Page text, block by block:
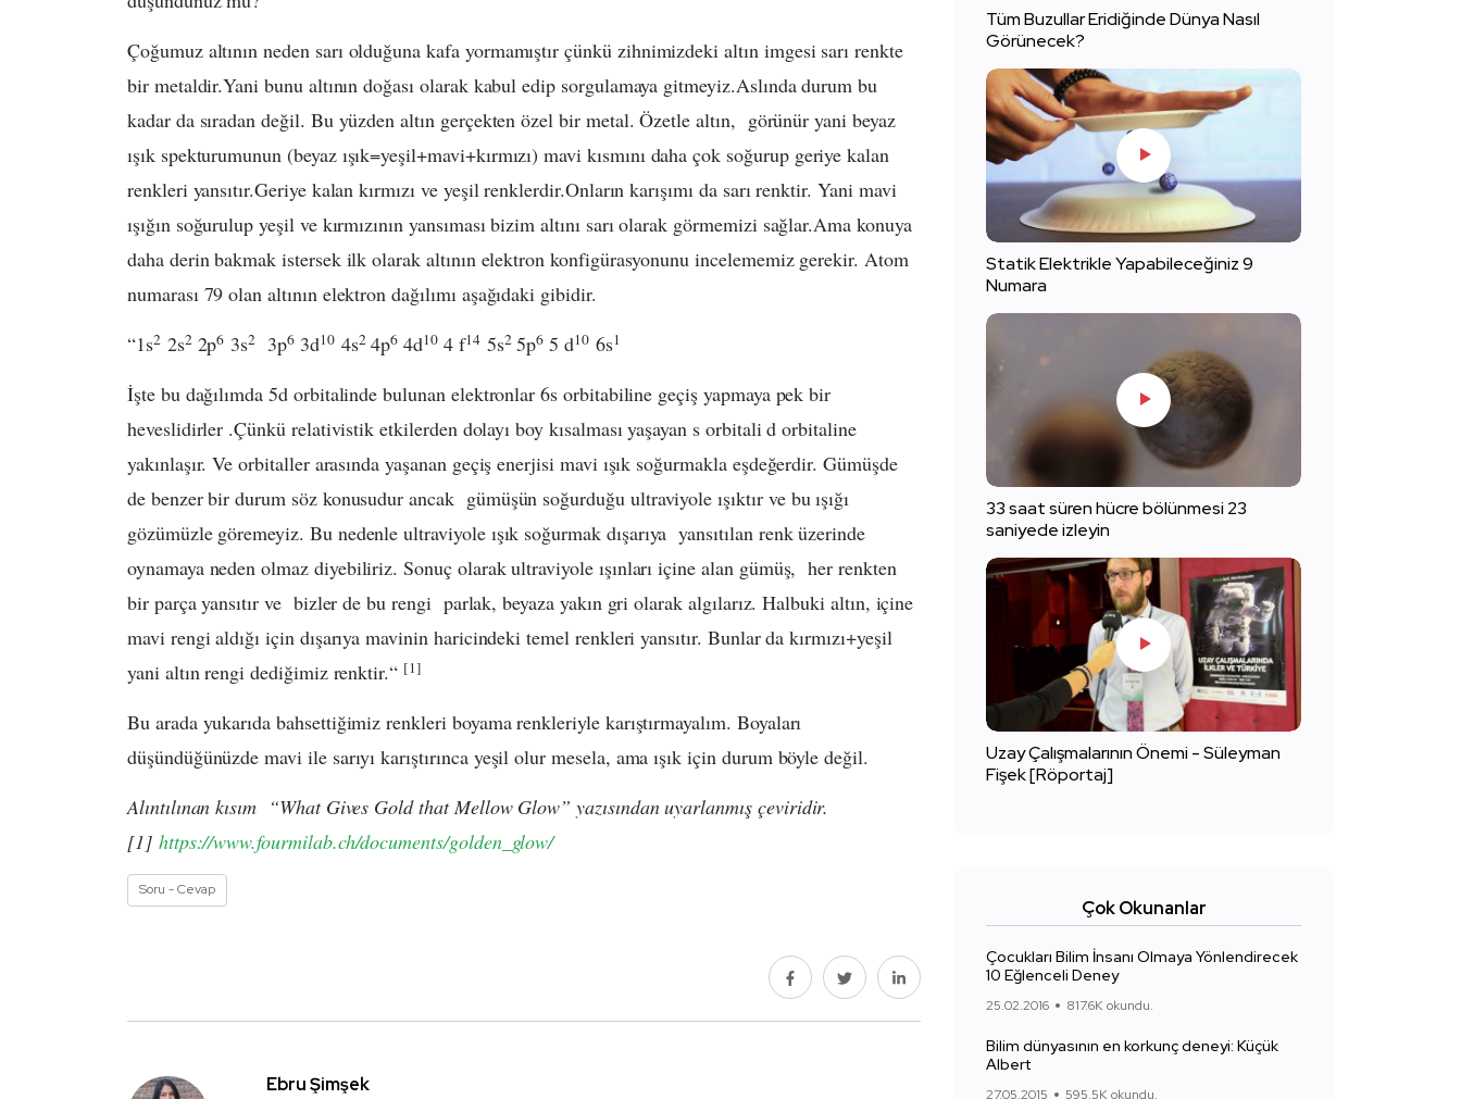
Çoğumuz altının neden sarı olduğuna kafa yormamıştır çünkü zihnimizdeki altın imgesi sarı renkte
bir metaldir.Yani bunu altının doğası olarak kabul edip sorgulamaya gitmeyiz.Aslında durum bu
kadar da sıradan değil. Bu yüzden altın gerçekten özel bir metal. Özetle altın, görünür yani beyaz
ışık spekturumunun (beyaz ışık=yeşil+mavi+kırmızı) mavi kısmını daha çok soğurup geriye kalan
renkleri yansıtır.Geriye kalan kırmızı ve yeşil renklerdir.Onların karışımı da sarı renktir. Yani mavi
ışığın soğurulup yeşil ve kırmızının yansıması bizim altını sarı olarak görmemizi sağlar.Ama konuya
daha derin bakmak istersek ilk olarak altının elektron konfigürasyonunu incelememiz gerekir. Atom
numarası 79 olan altının elektron dağılımı aşağıdaki gibidir.
“1s22s22p6 3s2 3p63d104s24p6 4d10 4 f145s25p6 5 d10 6s1
İşte bu dağılımda 5d orbitalinde bulunan elektronlar 6s orbitabiline geçiş yapmaya pek bir
heveslidirler .Çünkü relativistik etkilerden dolayı boy kısalması yaşayan s orbitali d orbitaline
yakınlaşır. Ve orbitaller arasında yaşanan geçiş enerjisi mavi ışık soğurmakla eşdeğerdir. Gümüşde
de benzer bir durum söz konusudur ancak gümüşün soğurduğu ultraviyole ışıktır ve bu ışığı
gözümüzle göremeyiz. Bu nedenle ultraviyole ışık soğurmak dışarıya yansıtılan renk üzerinde
oynamaya neden olmaz diyebiliriz. Sonuç olarak ultraviyole ışınları içine alan gümüş, her renkten
bir parça yansıtır ve bizler de bu rengi parlak, beyaza yakın gri olarak algılarız. Halbuki altın, içine
mavi rengi aldığı için dışarıya mavinin haricindeki temel renkleri yansıtır. Bunlar da kırmızı+yeşil
yani altın rengi dediğimiz renktir.“ [1]
Bu arada yukarıda bahsettiğimiz renkleri boyama renkleriyle karıştırmayalım. Boyaları
düşündüğünüzde mavi ile sarıyı karıştırınca yeşil olur mesela, ama ışık için durum böyle değil.
Alıntılınan kısım “What Gives Gold that Mellow Glow” yazısından uyarlanmış çeviridir.
[1] https://www.fourmilab.ch/documents/golden_glow/
Soru - Cevap
Ebru Şimşek
Tüm Buzullar Eridiğinde Dünya Nasıl
Görünecek?
Statik Elektrikle Yapabileceğiniz 9
Numara
33 saat süren hücre bölünmesi 23
saniyede izleyin
Uzay Çalışmalarının Önemi - Süleyman
Fişek [Röportaj]
Çok Okunanlar
Çocukları Bilim İnsanı Olmaya Yönlendirecek
10 Eğlenceli Deney
25.02.2016 817.6K okundu.
Bilim dünyasının en korkunç deneyi: Küçük
Albert
27.05.2015 595.5K okundu.